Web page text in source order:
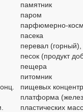
памятник
паром
парфюмерно-
пасека
перевал (горный),
песок (продукт
пещера
питомник
пищевых
платформа
пластических